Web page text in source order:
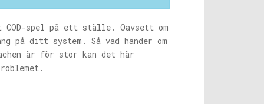
spel på ett ställe. Oavsett om
på ditt system. Så vad händer om
är för stor kan det här